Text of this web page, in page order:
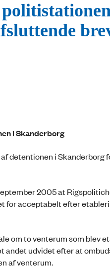
i Skanderborg
detentionen i
2005 at
acceptabelt efter
om to venterum som blev
andet udvidet efter at
af venterum.